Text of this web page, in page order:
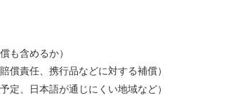
も含めるか）
償責任、携行品などに対する補償）
定、日本語が通じにくい地域など）